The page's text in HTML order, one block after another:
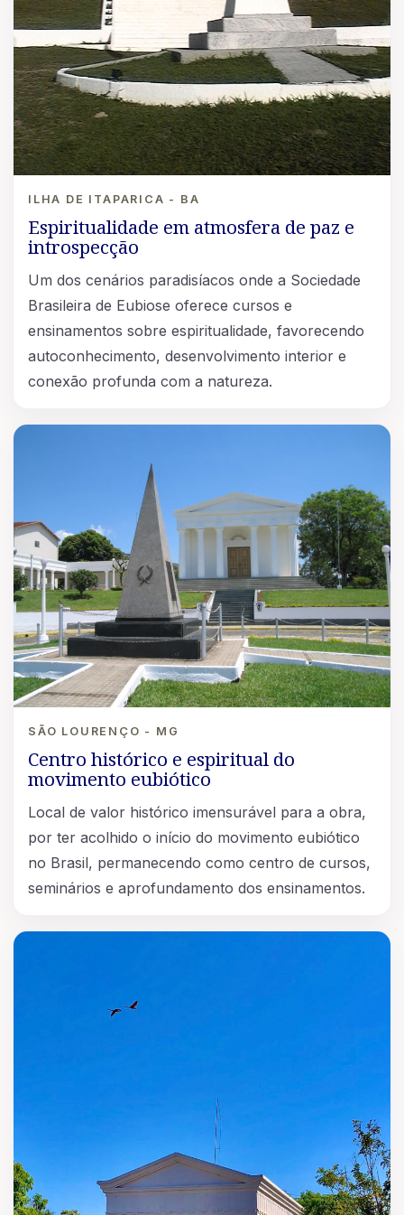
ILHA DE ITAPARICA - BA
Espiritualidade em atmosfera de paz e
introspecção
Um dos cenários paradisíacos onde a Sociedade
Brasileira de Eubiose oferece cursos e
ensinamentos sobre espiritualidade, favorecendo
autoconhecimento, desenvolvimento interior e
conexão profunda com a natureza.
SÃO LOURENÇO - MG
Centro histórico e espiritual do
movimento eubiótico
Local de valor histórico imensurável para a obra,
por ter acolhido o início do movimento eubiótico
no Brasil, permanecendo como centro de cursos,
seminários e aprofundamento dos ensinamentos.